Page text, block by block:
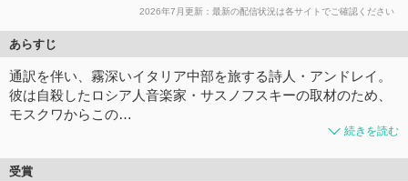
2026年7月更新：最新の配信状況は各サイトでご確認ください
あらすじ
通訳を伴い、霧深いイタリア中部を旅する詩人・アンドレイ。
彼は自殺したロシア人音楽家・サスノフスキーの取材のため、
モスクワからこの…
続きを読む
受賞